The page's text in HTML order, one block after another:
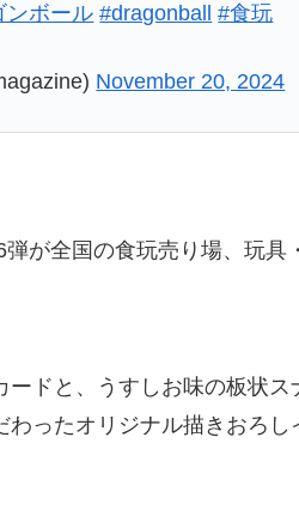
ンボール #dragonball #食玩
November 20, 2024
弾が全国の食玩売り場、玩具
ードと、うすしお味の板状
ったオリジナル描きおろ